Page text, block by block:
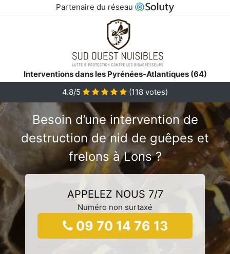
Partenaire du réseau
Interventions dans les Pyrénées-Atlantiques (64)
4.8/5
(118 votes)
Besoin d’une intervention de
destruction de nid de guêpes et
frelons à Lons ?
APPELEZ NOUS 7/7
Numéro non surtaxé
09 70 14 76 13